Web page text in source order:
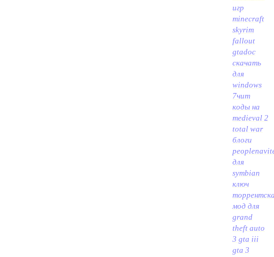
игр
minecraft
skyrim
fallout
gtadoc
скачать
для
windows
7чит
коды на
medieval 2
total war
блоги
people
для
symbian
ключ
торрент
мод для
grand
theft auto
3 gta iii
gta 3